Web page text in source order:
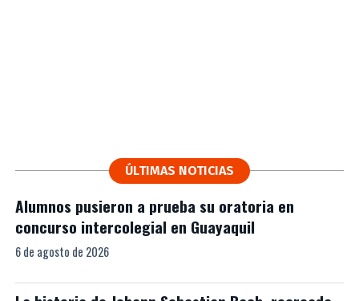
ÚLTIMAS NOTICIAS
Alumnos pusieron a prueba su oratoria en
concurso intercolegial en Guayaquil
6 de agosto de 2026